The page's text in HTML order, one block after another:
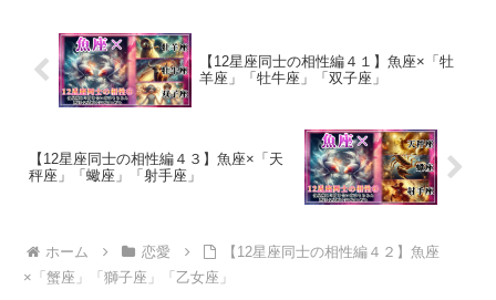
【12星座同士の相性編４１】魚座×「牡
羊座」「牡牛座」「双子座」
【12星座同士の相性編４３】魚座×「天
秤座」「蠍座」「射手座」
ホーム 恋愛
【12星座同士の相性編４２】魚座
×「蟹座」「獅子座」「乙女座」